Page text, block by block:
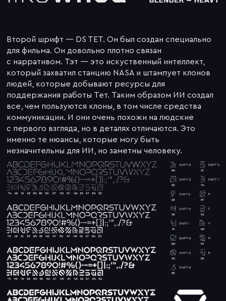
Второй шрифт — DS TET. Он был создан специально
для фильма. Он довольно плотно связан
с нарративом. Тэт — это искуственный интеллект,
который захватил станцию NASA и штампует клонов
людей, которые добывают ресурсы для
поддержания работы Тет. Таким образом ИИ создал
все, чем пользуются клоны, в том числе средства
коммуникации. И они очень похожи на людские
с первого взгляда, но в деталях отличаются. Это
именно те нюансы, которые могу быть
незначительны для ИИ, но заметны человеку.